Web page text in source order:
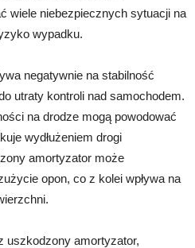
wiele niebezpiecznych sytuacji na
wypadku.
negatywnie na stabilność
utraty kontroli nad samochodem.
na drodze mogą powodować
wydłużeniem drogi
amortyzator może
opon, co z kolei wpływa na
uszkodzony amortyzator,